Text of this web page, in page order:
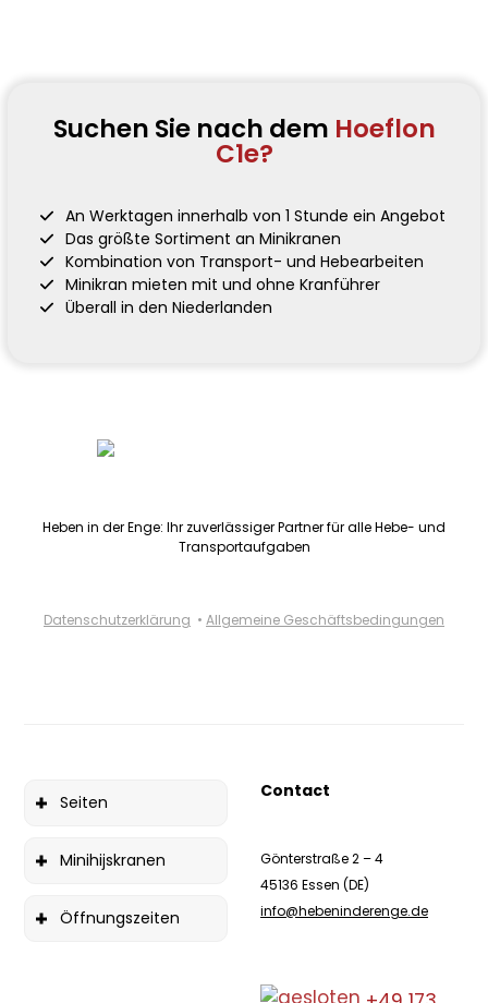
Suchen Sie nach dem Hoeflon
C1e?
An Werktagen innerhalb von 1 Stunde ein Angebot
Das größte Sortiment an Minikranen
Kombination von Transport- und Hebearbeiten
Minikran mieten mit und ohne Kranführer
Überall in den Niederlanden
Heben in der Enge: Ihr zuverlässiger Partner für alle Hebe- und
Transportaufgaben
Datenschutzerklärung • Allgemeine Geschäftsbedingungen
Seiten
Minihijskranen
Öffnungszeiten
Contact
Gönterstraße 2 – 4
45136 Essen (DE)
info@hebeninderenge.de